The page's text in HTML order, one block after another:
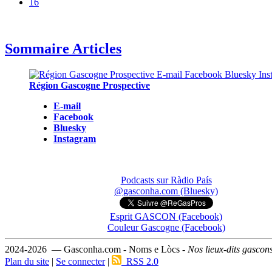
Sommaire Articles
Région Gascogne Prospective
E-mail
Facebook
Bluesky
Instagram
Podcasts sur Ràdio País
@gasconha.com (Bluesky)
Esprit GASCON (Facebook)
Couleur Gascogne (Facebook)
2024-2026 — Gasconha.com - Noms e Lòcs - Nos lieux-dits
Plan du site | Se connecter| RSS 2.0